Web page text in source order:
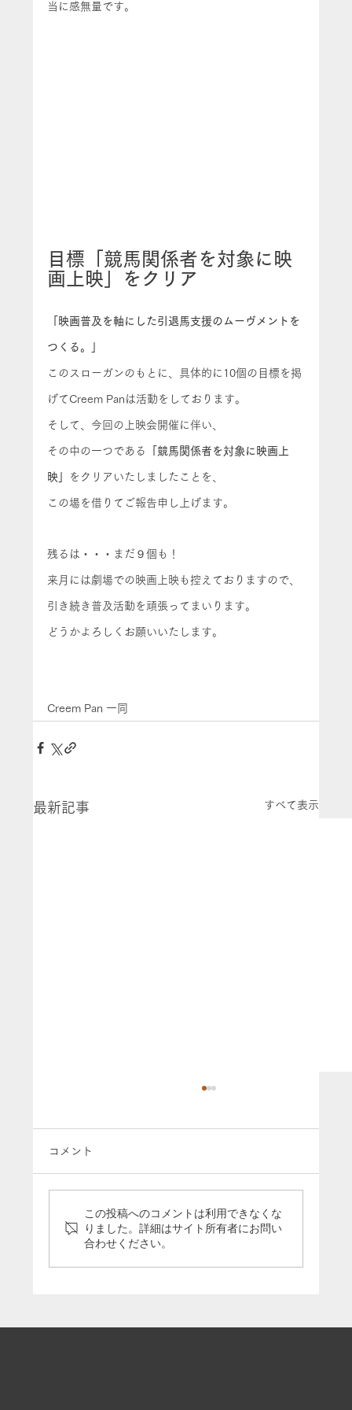
当に感無量です。
目標「競馬関係者を対象に映
画上映」をクリア
「映画普及を軸にした引退馬支援のムーヴメントを
つくる。」
このスローガンのもとに、具体的に 10個の目標を掲
げてCreem Panは活動をしております。
そして、今回の上映会開催に伴い、
その中の一つである 「競馬関係者を対象に映画上
映」 をクリアいたしましたことを、
この場を借りてご報告申し上げます。
残るは・・・まだ９個も！
来月には劇場での映画上映も控えておりますので、
引き続き普及活動を頑張ってまいります。
どうかよろしくお願いいたします。
Creem Pan 一同
最新記事 すべて表示
コメント
この投稿へのコメントは利用できなくな
りました。詳細はサイト所有者にお問い
合わせください。